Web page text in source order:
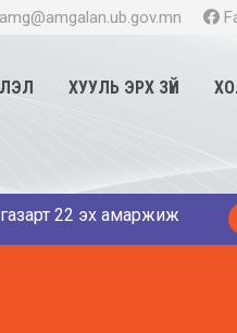
amg@amgalan.ub.gov.mn
ХУУЛЬ ЭРХ ЗҮЙ
22 эх амаржиж 13 хүү,